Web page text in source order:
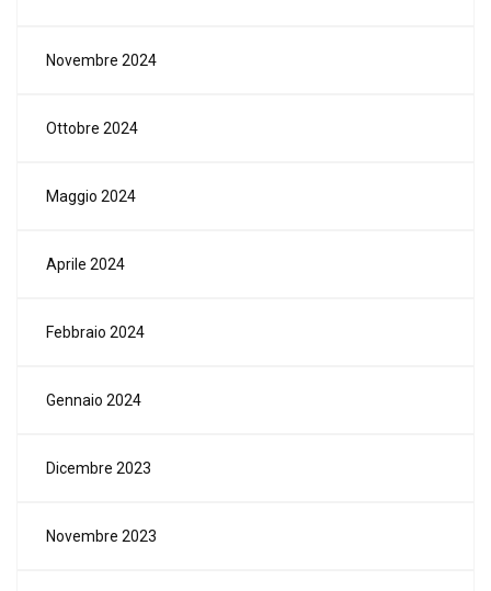
Novembre 2024
Ottobre 2024
Maggio 2024
Aprile 2024
Febbraio 2024
Gennaio 2024
Dicembre 2023
Novembre 2023